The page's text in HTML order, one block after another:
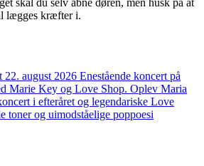
skal du selv åbne døren, men husk på at
lægges kræfter i.
22. august 2026 Enestående koncert på
Marie Key og Love Shop. Oplev Maria
i efteråret og legendariske Love
toner og uimodståelige poppoesi